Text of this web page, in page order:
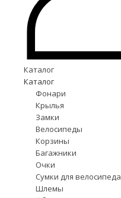
Каталог
Каталог
Фонари
Крылья
Замки
Велосипеды
Корзины
Багажники
Очки
Сумки для велосипеда
Шлемы